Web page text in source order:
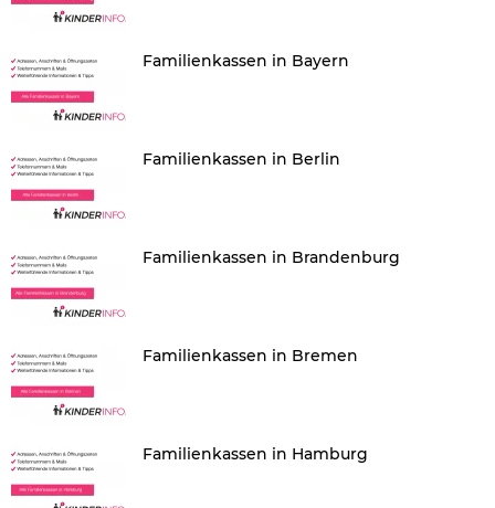
Familienkassen in Bayern
Familienkassen in Berlin
Familienkassen in Brandenburg
Familienkassen in Bremen
Familienkassen in Hamburg